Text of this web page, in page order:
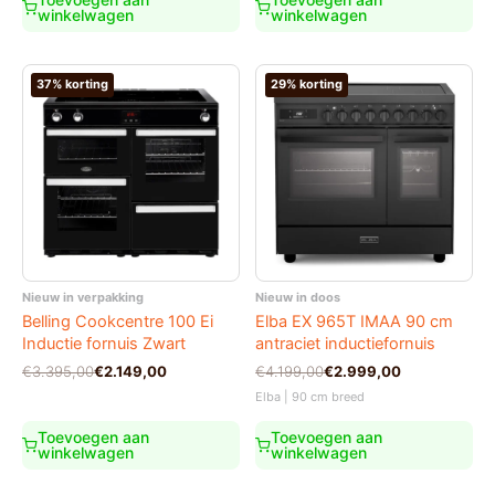
winkelwagen
winkelwagen
37% korting
Nieuw in verpakking
Belling Cookcentre 100 Ei
Inductie fornuis Zwart
€3.395,00
Oorspronkelijke
€2.149,00
Huidige
Toevoegen aan
winkelwagen
29% korting
Nieuw in doos
Elba EX 965T IMAA 90 cm
antraciet inductiefornuis
€4.199,00
Oorspronkelijke
prijs
was:
€2.999,00
Huidige
prijs
Elba | 90 cm breed
Toevoegen aan
winkelwagen